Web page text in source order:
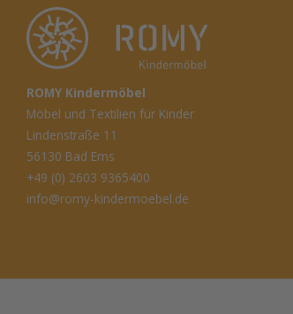
ROMY Kindermöbel
Möbel und Textilien für Kinder
Lindenstraße 11
56130 Bad Ems
+49 (0) 2603 9365400
info@romy-kindermoebel.de